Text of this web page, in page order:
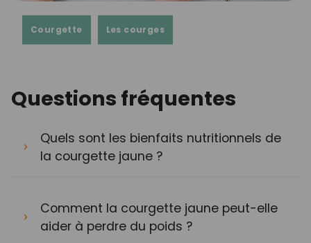
Courgette Les courges
Questions fréquentes
Quels sont les bienfaits nutritionnels de
la courgette jaune ?
Comment la courgette jaune peut-elle
aider à perdre du poids ?